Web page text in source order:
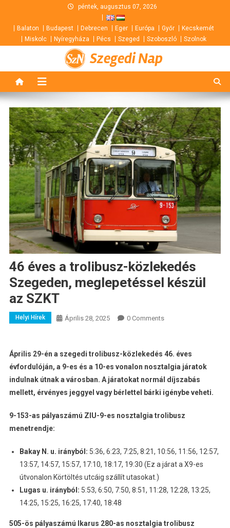
content
péntek, augusztus 07, 2026
Balaton Budapest Debrecen Eger Európa Győr
Kecskemét
Miskolc
Nyíregyháza Pécs Szeged Szoboszló Szolnok
Szegedi Nap
46 éves a trolibusz-közlekedés
Szegeden, meglepetéssel készül
az SZKT
Helyi Hírek Április 28, 2025 0 Comments
Április 29-én a szegedi trolibusz-közlekedés 46. éves
évfordulóján, a 9-es és a 10-es vonalon nosztalgia járatok
indulnak útnak a városban. A járatokat normál díjszabás
mellett, érvényes jeggyel vagy bérlettel bárki igénybe veheti.
9-153-as pályaszámú ZIU-9-es nosztalgia trolibusz
menetrendje:
Bakay N. u. irányból: 5:36, 6:23, 7:25, 8:21, 10:56, 11:56, 12:57,
13:57, 14:57, 15:57, 17:10, 18:17, 19:30 (Ez a járat a X9-es
útvonalon Körtöltés utcáig szállít utasokat.)
Lugas u. irányból: 5:53, 6:50, 7:50, 8:51, 11:28, 12:28, 13:25,
14:25, 15:25, 16:25, 17:40, 18:48
505-ös pályaszámú Ikarus 280-as nosztalgia trolibusz